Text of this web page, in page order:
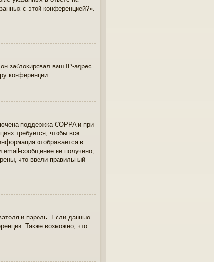
с этой конференцией?».
заблокировал ваш IP-адрес
конференции.
поддержка COPPA и при
требуется, чтобы все
отображается в
сообщение не получено,
что ввели правильный
и пароль. Если данные
Также возможно, что